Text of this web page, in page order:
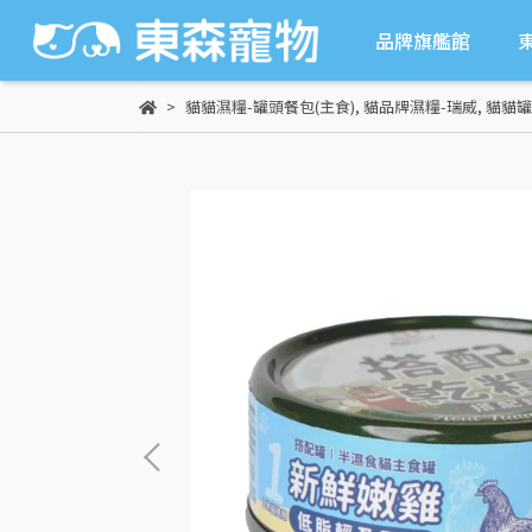
品牌旗艦館
貓貓濕糧-罐頭餐包(主食), 貓品牌濕糧-瑞威, 貓貓